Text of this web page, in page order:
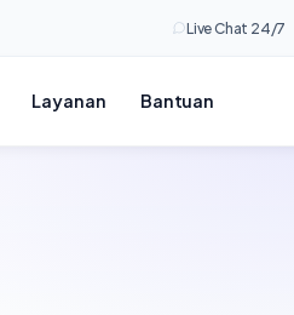
Live Chat 24/7
Layanan Bantuan